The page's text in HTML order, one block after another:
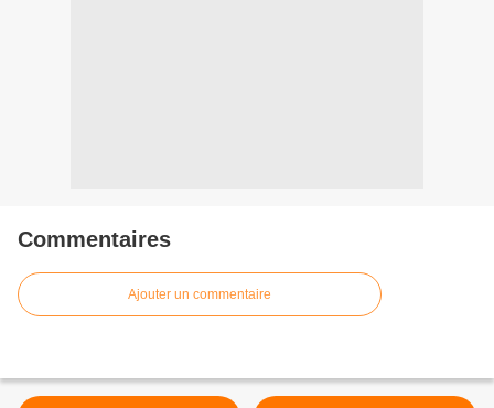
Commentaires
Ajouter un commentaire